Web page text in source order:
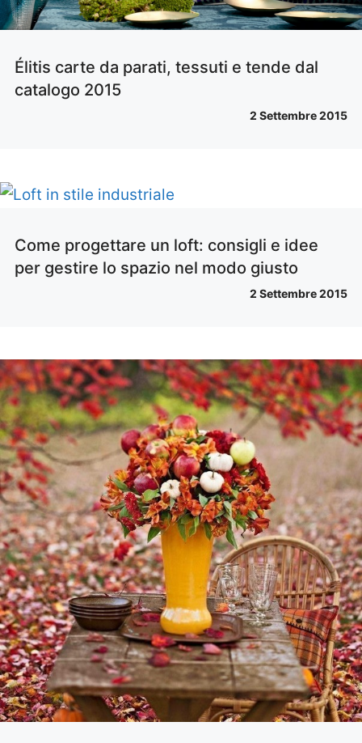
Élitis carte da parati, tessuti e tende dal
catalogo 2015
2 Settembre 2015
Come progettare un loft: consigli e idee
per gestire lo spazio nel modo giusto
2 Settembre 2015